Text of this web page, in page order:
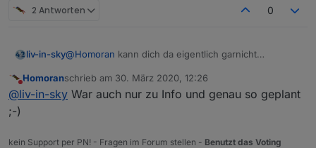
2 Antworten 0
liv-in-sky@Homoran kann dich da eigentlich garnicht
ich sie im template (script) eingeben kann
Nicht stören
Homoranschrieb am 30. März 2020, 12:26
zuletzt editiert von
@liv-in-sky War auch nur zu Info und genau so geplant
;-)
kein Support per PN! - Fragen im Forum stellen - Benutzt das Voting